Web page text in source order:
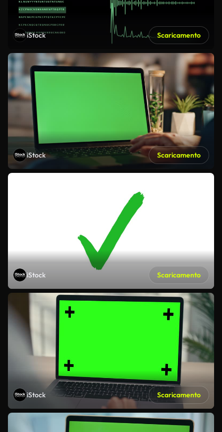
iStock Scaricamento
iStock Scaricamento
iStock Scaricamento
iStock Scaricamento